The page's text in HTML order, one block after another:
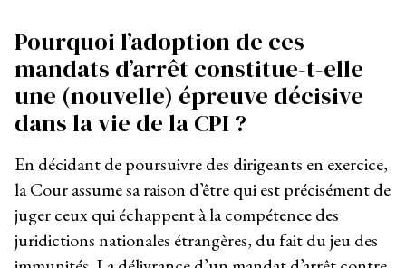
Pourquoi l’adoption de ces
mandats d’arrêt constitue-t-elle
une (nouvelle) épreuve décisive
dans la vie de la CPI ?
En décidant de poursuivre des dirigeants en exercice,
la Cour assume sa raison d’être qui est précisément de
juger ceux qui échappent à la compétence des
juridictions nationales étrangères, du fait du jeu des